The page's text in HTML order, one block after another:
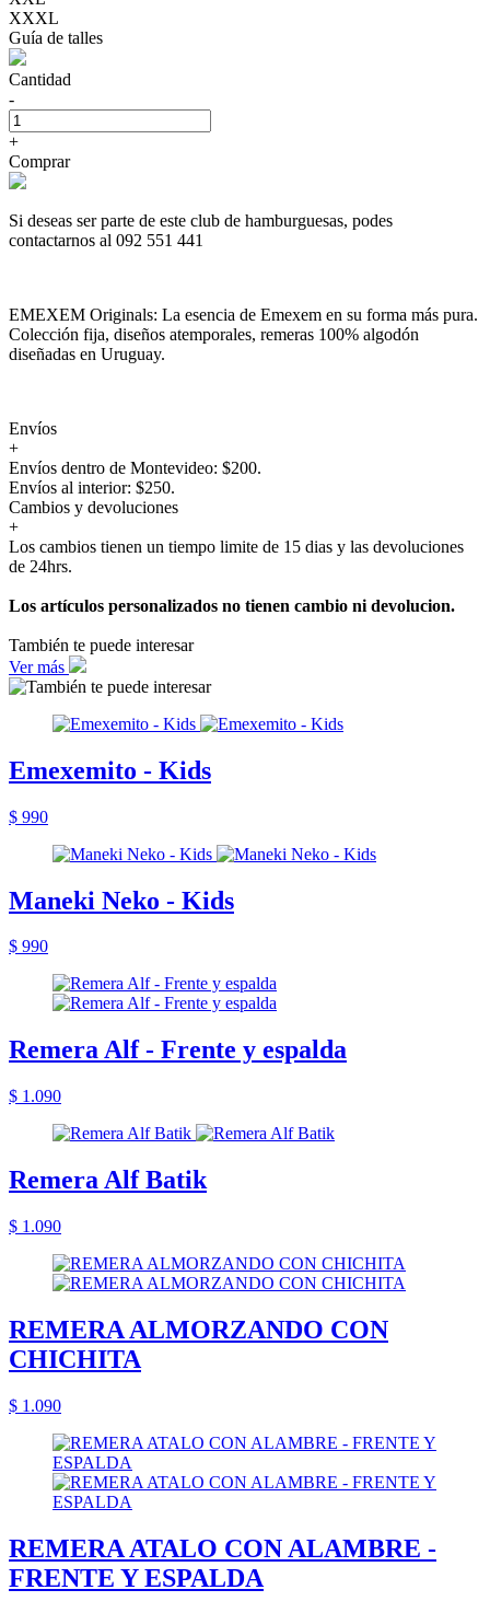
XXXL
Guía de talles
Cantidad
-
+
Comprar
Si deseas ser parte de este club de hamburguesas, podes
contactarnos al 092 551 441
EMEXEM Originals: La esencia de Emexem en su forma más pura.
Colección fija, diseños atemporales, remeras 100% algodón
diseñadas en Uruguay.
Envíos
+
Envíos dentro de Montevideo: $200.
Envíos al interior: $250.
Cambios y devoluciones
+
Los cambios tienen un tiempo limite de 15 dias y las devoluciones
de 24hrs.
Los artículos personalizados no tienen cambio ni devolucion.
También te puede interesar
Ver más
Emexemito - Kids
$ 990
Maneki Neko - Kids
$ 990
Remera Alf - Frente y espalda
$ 1.090
Remera Alf Batik
$ 1.090
REMERA ALMORZANDO CON
CHICHITA
$ 1.090
REMERA ATALO CON ALAMBRE -
FRENTE Y ESPALDA